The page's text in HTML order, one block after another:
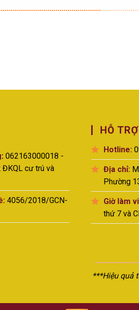
: 062163000018 -
ĐKQL cư trú và
4056/2018/GCN-
HỖ
Hotline:
Địa chỉ:
Phường
Giờ làm
thứ 7 và
***Hiệu quả